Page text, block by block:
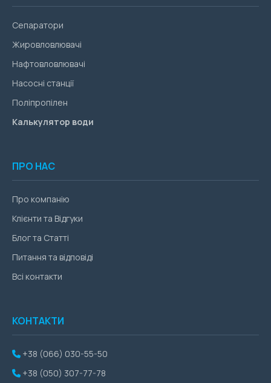
Сепаратори
Жировловлювачі
Нафтовловлювачі
Насосні станції
Поліпропілен
Калькулятор води
ПРО НАС
Про компанію
Клієнти та Відгуки
Блог та Статті
Питання та відповіді
Всі контакти
КОНТАКТИ
+38 (066) 030-55-50
+38 (050) 307-77-78